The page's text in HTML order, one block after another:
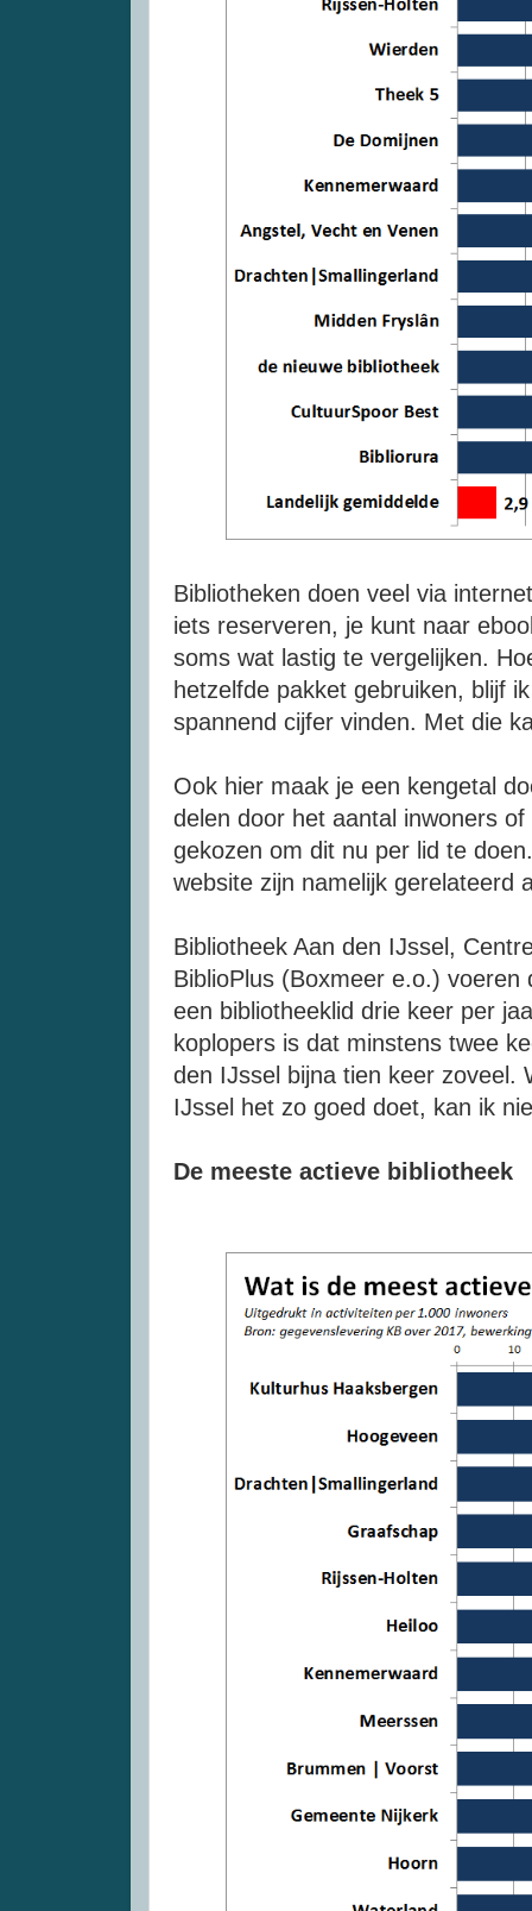
Bibliotheken doen veel via
iets reserveren, je kunt naar
soms wat lastig te vergelijken.
hetzelfde pakket gebruiken, blijf
spannend cijfer vinden. Met die
Ook hier maak je een kengetal
delen door het aantal inwoners
gekozen om dit nu per lid te
website zijn namelijk gerelateerd
Bibliotheek Aan den IJssel,
BiblioPlus (Boxmeer e.o.)
een bibliotheeklid drie keer per
koplopers is dat minstens twee
den IJssel bijna tien keer zoveel.
IJssel het zo goed doet, kan ik
De meeste actieve bibliotheek